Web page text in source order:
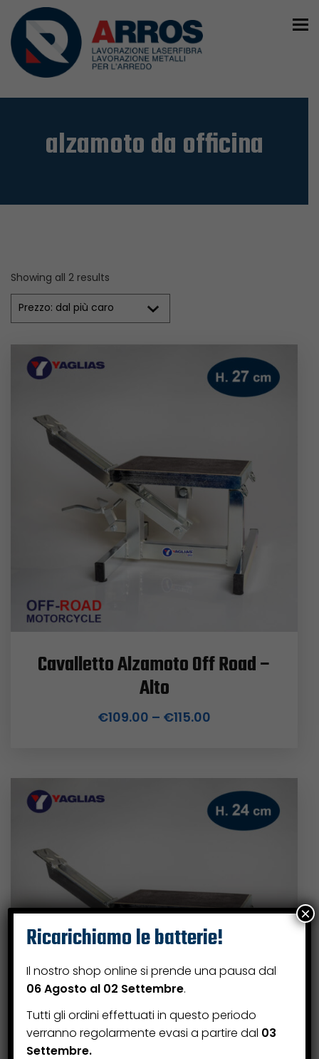
alzamoto da officina
Showing all 2 results
Cavalletto Alzamoto Off Road –
Alto
€109.00 – €115.00
Ricarichiamo le batterie!
Il nostro shop online si prende una pausa dal
06 Agosto al 02 Settembre.
Tutti gli ordini effettuati in questo periodo
verranno regolarmente evasi a partire dal 03
Settembre.
×